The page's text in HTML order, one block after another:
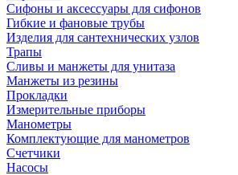
Сифоны и аксессуары для сифонов
Гибкие и фановые трубы
Изделия для сантехнических узлов
Трапы
Сливы и манжеты для унитаза
Манжеты из резины
Прокладки
Измерительные приборы
Манометры
Комплектующие для манометров
Счетчики
Насосы